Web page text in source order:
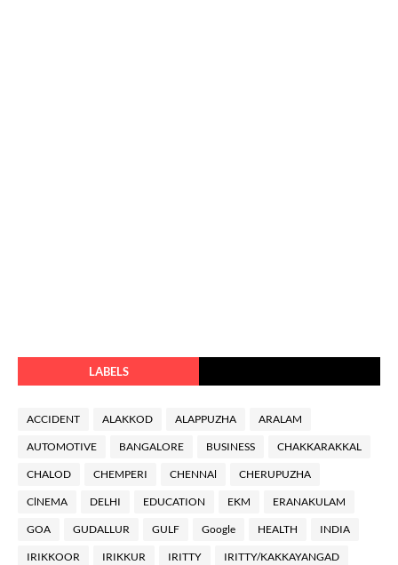
LABELS
ACCIDENT ALAKKOD ALAPPUZHA ARALAM
AUTOMOTIVE BANGALORE BUSINESS CHAKKARAKKAL
CHALOD CHEMPERI CHENNAl CHERUPUZHA
ClNEMA DELHI EDUCATION EKM ERANAKULAM
GOA GUDALLUR GULF Google HEALTH INDIA
IRIKKOOR IRIKKUR IRITTY IRITTY/KAKKAYANGAD